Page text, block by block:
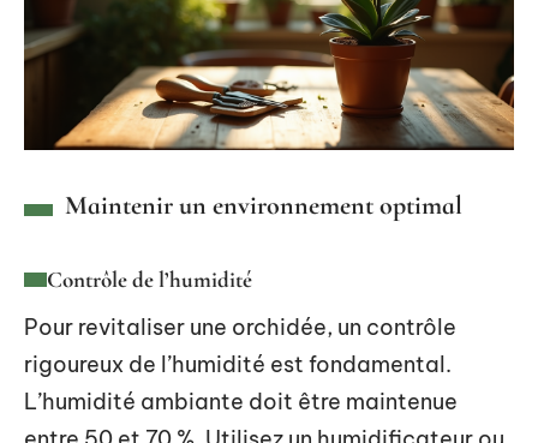
Maintenir un environnement optimal
Contrôle de l’humidité
Pour revitaliser une orchidée, un contrôle
rigoureux de l’humidité est fondamental.
L’humidité ambiante doit être maintenue